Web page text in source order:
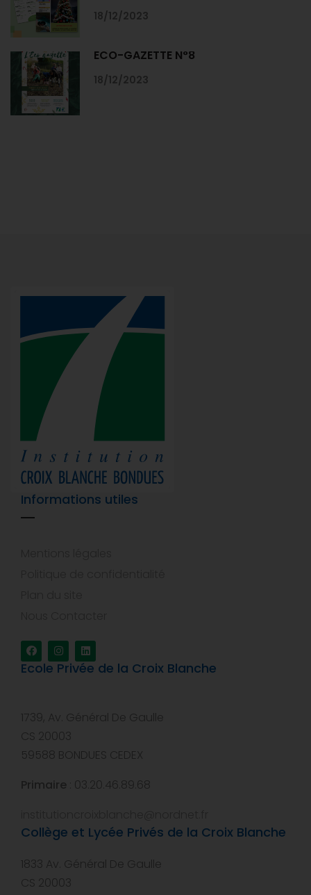
18/12/2023
ECO-GAZETTE N°8
18/12/2023
Informations utiles
Ecole Privée de la Croix Blanche
1739, Av. Général De Gaulle
CS 20003
59588 BONDUES CEDEX
Primaire : 03.20.46.89.68
Collège et Lycée Privés de la Croix Blanche
1833 Av. Général De Gaulle
CS 20003